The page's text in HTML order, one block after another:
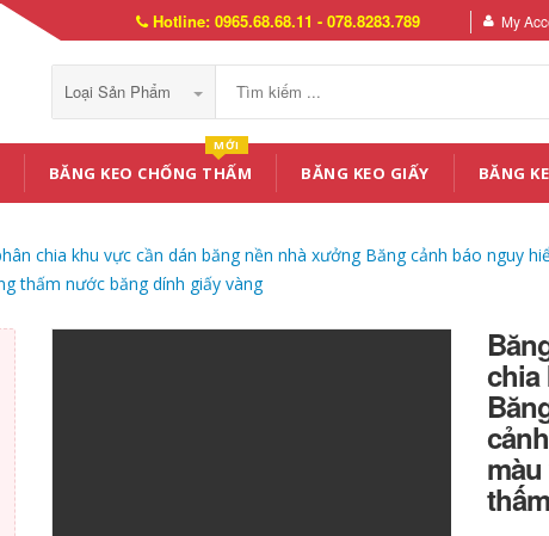
Hotline: 0965.68.68.11 - 078.8283.789 My
Loại Sản Phẩm
BĂNG KEO CHỐNG THẤM
MỚI
BĂNG KEO GIẤY BĂNG
chia khu vực cần dán băng nền nhà xưởng Băng cảnh báo nguy
thấm nước băng dính giấy vàng
chia